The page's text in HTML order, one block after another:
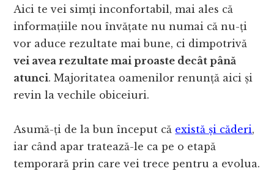
Aici te vei simți inconfortabil, mai ales că
informațiile nou învățate nu numai că nu-ți
vor aduce rezultate mai bune, ci dimpotrivă
vei avea rezultate mai proaste decât până
atunci. Majoritatea oamenilor renunță aici și
revin la vechile obiceiuri.
Asumă-ți de la bun început că există și căderi,
iar când apar tratează-le ca pe o etapă
temporară prin care vei trece pentru a evolua.